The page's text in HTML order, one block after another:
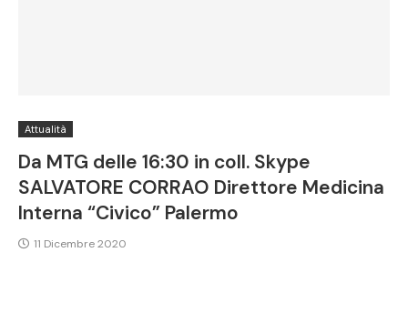
Attualità
Da MTG delle 16:30 in coll. Skype
SALVATORE CORRAO Direttore Medicina
Interna “Civico” Palermo
11 Dicembre 2020